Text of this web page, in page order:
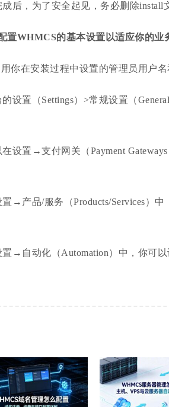
，为了安全起见，务必删除install
置WHMCS的基本设置以适应你的业
在安装过程中设置的管理员用户名
置（Settings）>常规设置（General
置→支付网关（Payment Gateways
产品/服务（Products/Services）中
自动化（Automation）中，你可以